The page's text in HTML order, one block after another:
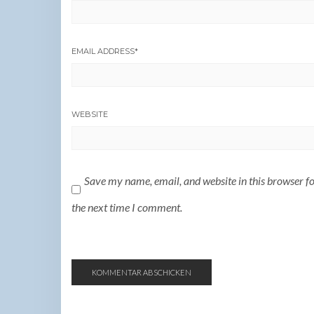
EMAIL ADDRESS*
WEBSITE
Save my name, email, and website in this browser
the next time I comment.